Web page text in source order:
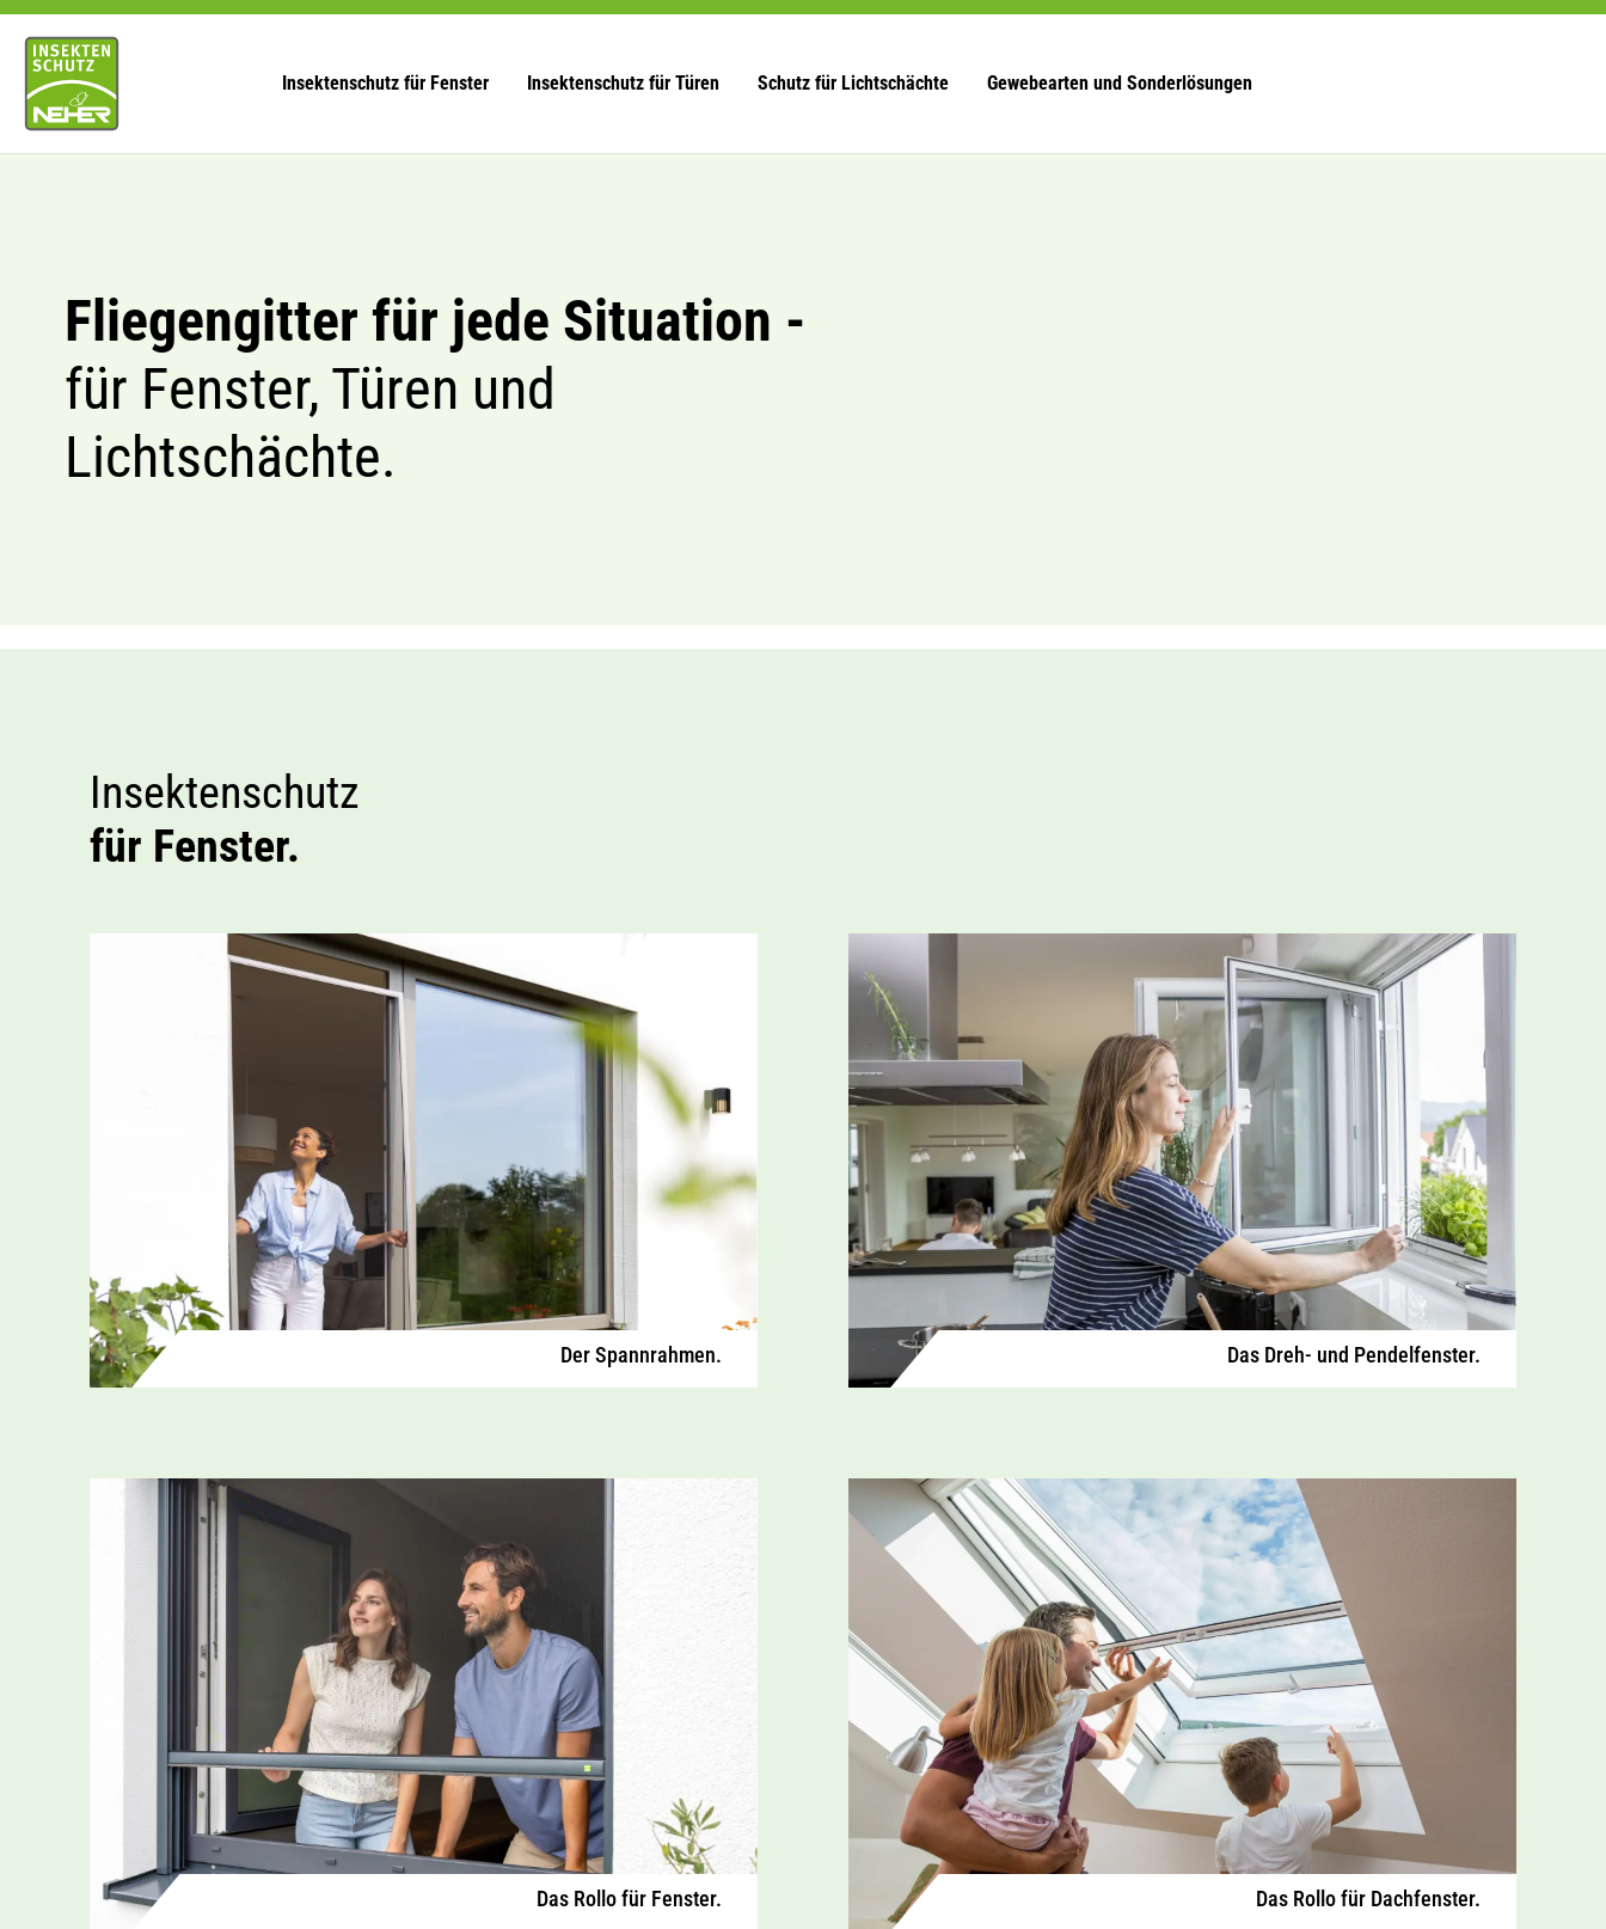
Zum
Inhalt
springen
Insektenschutz für Fenster Insektenschutz für Türen Schutz für Lichtschächte Gewebearten und Sonderlösungen
Fliegengitter für jede Situation -
für Fenster, Türen und
Lichtschächte.
Insektenschutz
für Fenster.
Der Spannrahmen. Das Dreh- und Pendelfenster.
Das Rollo für Fenster. Das Rollo für Dachfenster.